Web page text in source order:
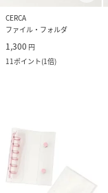
CERCA
ファイル・フォルダ
1,300 円
11ポイント(1倍)